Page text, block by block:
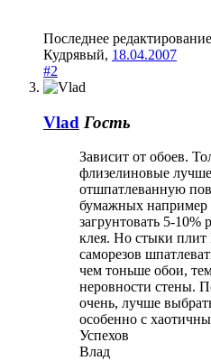
Последнее
Кудрявый, 18.04.2007
#2
Vlad Гость
Зависит от обоев.
флизелиновые
отшпатлеванную
бумажных например
загрунтовать 5-10%
клея. Но стыки
саморезов
чем тоньше обои,
неровности стены.
очень, лучше
особенно с
Успехов
Влад